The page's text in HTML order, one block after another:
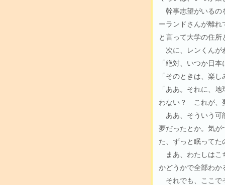
幹事志望がいるの
ーランドさんが離
と言って大学の住
次に、レンくんが
「絶対、いつか日
「そのときは、楽
「ああ。それに、
わない？ これが、
ああ、そういう可
夢だったとか。気が
た、ずっと眠って
まあ、わたしはこ
かどうかで全部わか
それでも、ここで